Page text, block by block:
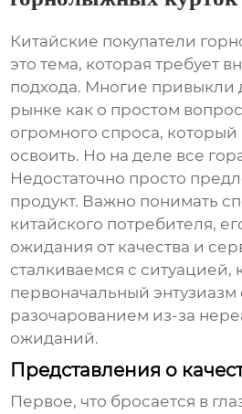
Китайские покупатели
это тема, которая требует
подхода. Многие привыкли
рынке как о простом
огромного спроса, который
освоить. Но на деле все
Недостаточно просто
продукт. Важно понимать
китайского потребителя,
ожидания от качества и
сталкиваемся с ситуацией,
первоначальный энтузиазм
разочарованием из-за
ожиданий.
Представления о
Первое, что бросается в